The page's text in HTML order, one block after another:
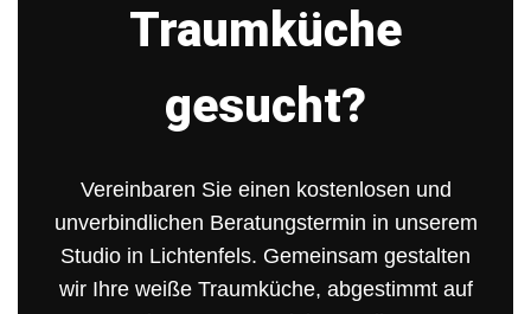
Traumküche
gesucht?
Vereinbaren Sie einen kostenlosen und
unverbindlichen Beratungstermin in unserem
Studio in Lichtenfels. Gemeinsam gestalten
wir Ihre weiße Traumküche, abgestimmt auf